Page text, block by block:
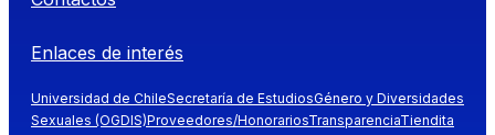
Enlaces de interés
Universidad de ChileSecretaría de EstudiosGénero y Diversidades
Sexuales (OGDIS)Proveedores/HonorariosTransparenciaTiendita